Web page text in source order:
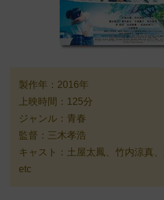
製作年：2016年
上映時間：125分
ジャンル：青春
監督：三木孝浩
キャスト：土屋太鳳、竹内涼真
etc